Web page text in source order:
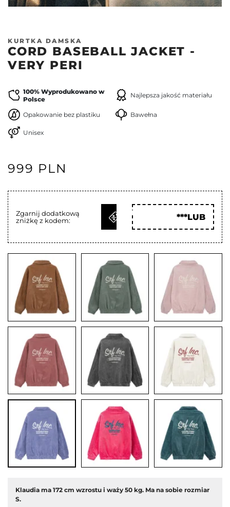
KURTKA DAMSKA
CORD BASEBALL JACKET -
VERY PERI
100% Wyprodukowano w
Polsce
Najlepsza jakość materiału
Opakowanie bez plastiku Bawełna
Unisex
999 PLN
Zgarnij dodatkową
zniżkę z kodem:
ODBIERZ
***LUB
Klaudia ma 172 cm wzrostu i waży 50 kg. Ma na sobie rozmiar
S.